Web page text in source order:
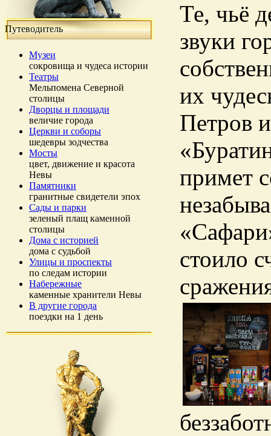
Путеводитель
Музеи
сокровища и чудеса истории
Театры
Мельпомена Северной
столицы
Дворцы и площади
величие города
Церкви и соборы
шедевры зодчества
Мосты
цвет, движение и красота
Невы
Памятники
гранитные свидетели эпох
Сады и парки
зеленый плащ каменной
столицы
Дома с историей
дома с судьбой
Улицы и проспекты
по следам истории
Набережные
каменные хранители Невы
В другие города
поездки на 1 день
Те, чьё
звуки
их
Петров
примет
стоило